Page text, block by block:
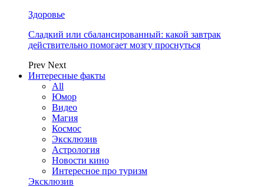
Здоровье
Сладкий или сбалансированный: какой завтрак
действительно помогает мозгу проснуться
Prev Next
Интересные факты
All
Юмор
Видео
Магия
Космос
Эксклюзив
Астрология
Новости кино
Интересное про туризм
Эксклюзив